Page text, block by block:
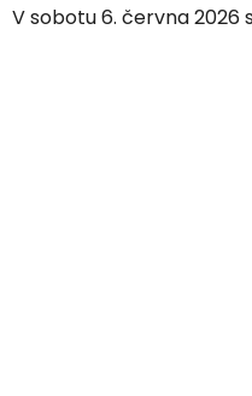
V sobotu 6. června 2026